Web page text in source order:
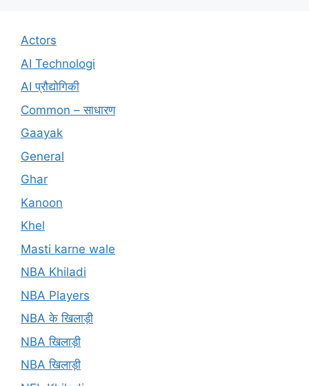
Actors
AI Technologi
AI प्रौद्योगिकी
Common – साधारण
Gaayak
General
Ghar
Kanoon
Khel
Masti karne wale
NBA Khiladi
NBA Players
NBA के खिलाड़ी
NBA खिलाड़ी
NBA खिलाड़ी